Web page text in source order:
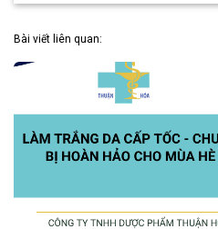
Bài viết liên quan: